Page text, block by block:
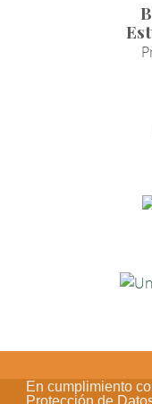
En cumplimiento
Protección de